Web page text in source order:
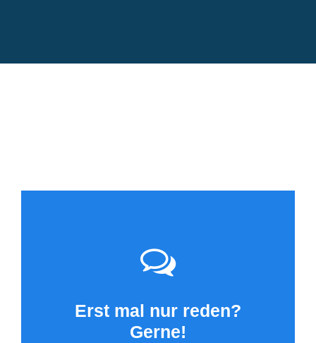
Erst mal nur reden?
Gerne!